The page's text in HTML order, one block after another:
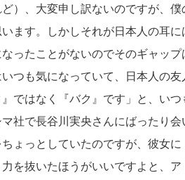
）、大変申し訳ないのですが、
ます。しかしそれが日本人の耳
ったことがないのでそのギャッ
つも気になっていて、日本人の
ではなく『バク』です」と、いつ
社で長谷川実央さんにばったり
ょっとしていたのですが、彼女
を抜いたほうがいいですよと、